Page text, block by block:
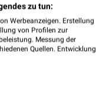
zu tun:
Werbeanzeigen. Erstellung
von Profilen zur
Messung der
Quellen. Entwicklung